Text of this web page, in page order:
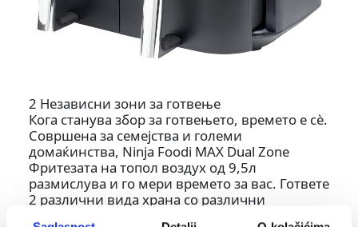
2 Независни зони за готвење
Кога станува збор за готвењето, времето е сѐ.
Совршена за семејства и големи
домаќинства, Ninja Foodi MAX Dual Zone
Фритезата на топол воздух од 9,5л
размислува и го мери времето за вас. Гответе
2 различни вида храна со различни